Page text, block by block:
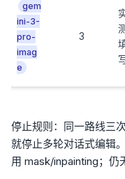
gem
ini-3-
pro-
imag
e
3
停止规则：同一路线三
就停止多轮对话式编辑
用 mask/inpainting；仍